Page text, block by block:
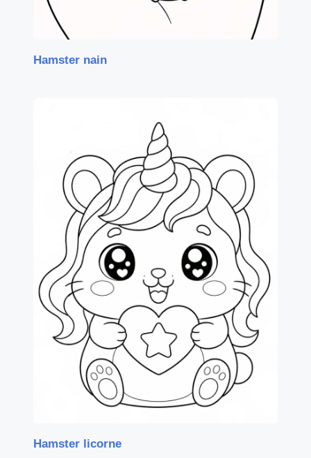
Hamster nain
Hamster licorne